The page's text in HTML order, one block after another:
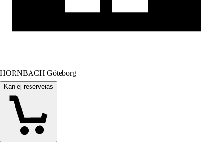
HORNBACH Göteborg
Kan ej reserveras